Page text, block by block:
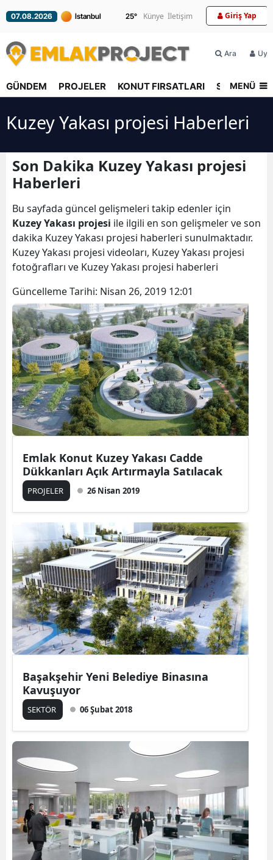
07.08.2026 25° Künye İletişim Giriş Yap
Ara
GÜNDEM PROJELER KONUT FIRSATLARI SEKTÖR
MENÜ
Kuzey Yakası projesi Haberleri
Son Dakika Kuzey Yakası projesi
Haberleri
Bu sayfada güncel gelişmeleri takip edenler için
Kuzey Yakası projesi ile ilgili en son gelişmeler ve son
dakika Kuzey Yakası projesi haberleri sunulmaktadır.
Kuzey Yakası projesi videoları, Kuzey Yakası projesi
fotoğrafları ve Kuzey Yakası projesi haberleri
Güncelleme Tarihi: Nisan 26, 2019 12:01
Emlak Konut Kuzey Yakası Cadde
Dükkanları Açık Artırmayla Satılacak
PROJELER 26 Nisan 2019
Başakşehir Yeni Belediye Binasına
Kavuşuyor
SEKTÖR 06 Şubat 2018